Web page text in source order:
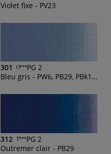
Violet fixe - PV23
301
PG 2
Bleu gris - PW6, PB29, PBk11, PB27
312
PG 2
Outremer clair - PB29